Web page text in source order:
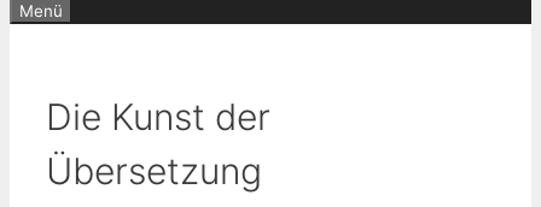
Menü
Die Kunst der
Übersetzung